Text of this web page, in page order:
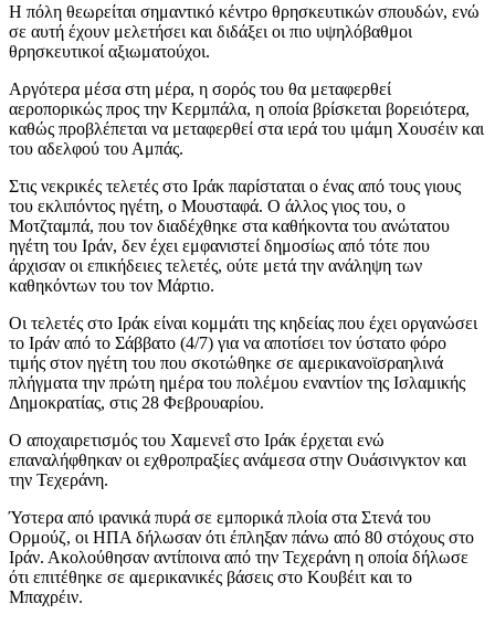
Η πόλη θεωρείται σημαντικό κέντρο θρησκευτικών σπουδών, ενώ
σε αυτή έχουν μελετήσει και διδάξει οι πιο υψηλόβαθμοι
θρησκευτικοί αξιωματούχοι.
Αργότερα μέσα στη μέρα, η σορός του θα μεταφερθεί
αεροπορικώς προς την Κερμπάλα, η οποία βρίσκεται βορειότερα,
καθώς προβλέπεται να μεταφερθεί στα ιερά του ιμάμη Χουσέιν και
του αδελφού του Αμπάς.
Στις νεκρικές τελετές στο Ιράκ παρίσταται ο ένας από τους γιους
του εκλιπόντος ηγέτη, ο Μουσταφά. Ο άλλος γιος του, ο
Μοτζταμπά, που τον διαδέχθηκε στα καθήκοντα του ανώτατου
ηγέτη του Ιράν, δεν έχει εμφανιστεί δημοσίως από τότε που
άρχισαν οι επικήδειες τελετές, ούτε μετά την ανάληψη των
καθηκόντων του τον Μάρτιο.
Οι τελετές στο Ιράκ είναι κομμάτι της κηδείας που έχει οργανώσει
το Ιράν από το Σάββατο (4/7) για να αποτίσει τον ύστατο φόρο
τιμής στον ηγέτη του που σκοτώθηκε σε αμερικανοϊσραηλινά
πλήγματα την πρώτη ημέρα του πολέμου εναντίον της Ισλαμικής
Δημοκρατίας, στις 28 Φεβρουαρίου.
Ο αποχαιρετισμός του Χαμενεΐ στο Ιράκ έρχεται ενώ
επαναλήφθηκαν οι εχθροπραξίες ανάμεσα στην Ουάσινγκτον και
την Τεχεράνη.
Ύστερα από ιρανικά πυρά σε εμπορικά πλοία στα Στενά του
Ορμούζ, οι ΗΠΑ δήλωσαν ότι έπληξαν πάνω από 80 στόχους στο
Ιράν. Ακολούθησαν αντίποινα από την Τεχεράνη η οποία δήλωσε
ότι επιτέθηκε σε αμερικανικές βάσεις στο Κουβέιτ και το
Μπαχρέιν.